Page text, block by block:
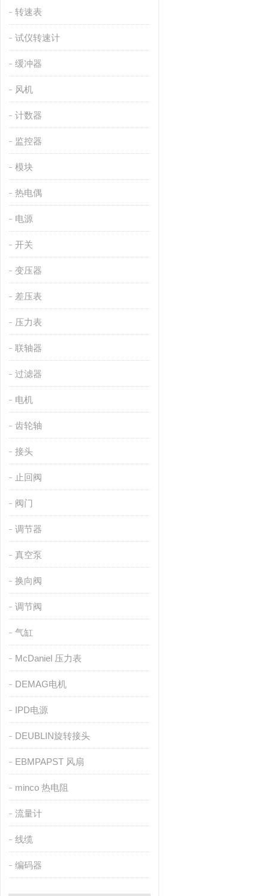
转速表
试仪转速计
缓冲器
风机
计数器
监控器
模块
热电偶
电源
开关
变压器
差压表
压力表
联轴器
过滤器
电机
齿轮轴
接头
止回阀
阀门
调节器
真空泵
换向阀
调节阀
气缸
McDaniel 压力表
DEMAG电机
IPD电源
DEUBLIN旋转接头
EBMPAPST 风扇
minco 热电阻
流量计
线缆
编码器